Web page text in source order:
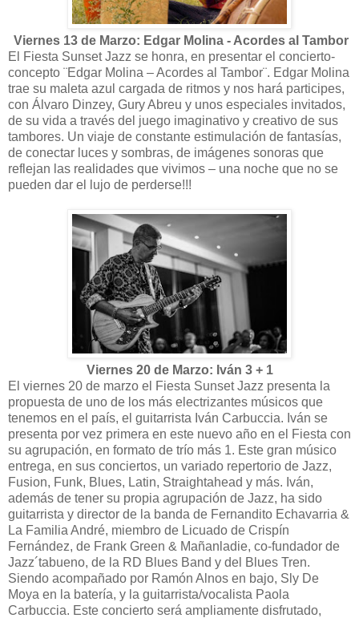
Viernes 13 de Marzo: Edgar Molina - Acordes al Tambor
El Fiesta Sunset Jazz se honra, en presentar el concierto-
concepto ¨Edgar Molina – Acordes al Tambor¨. Edgar Molina
trae su maleta azul cargada de ritmos y nos hará participes,
con Álvaro Dinzey, Gury Abreu y unos especiales invitados,
de su vida a través del juego imaginativo y creativo de sus
tambores. Un viaje de constante estimulación de fantasías,
de conectar luces y sombras, de imágenes sonoras que
reflejan las realidades que vivimos – una noche que no se
pueden dar el lujo de perderse!!!
Viernes 20 de Marzo: Iván 3 + 1
El viernes 20 de marzo el Fiesta Sunset Jazz presenta la
propuesta de uno de los más electrizantes músicos que
tenemos en el país, el guitarrista Iván Carbuccia. Iván se
presenta por vez primera en este nuevo año en el Fiesta con
su agrupación, en formato de trío más 1. Este gran músico
entrega, en sus conciertos, un variado repertorio de Jazz,
Fusion, Funk, Blues, Latin, Straightahead y más. Iván,
además de tener su propia agrupación de Jazz, ha sido
guitarrista y director de la banda de Fernandito Echavarria &
La Familia André, miembro de Licuado de Crispín
Fernández, de Frank Green & Mañanladie, co-fundador de
Jazz´tabueno, de la RD Blues Band y del Blues Tren.
Siendo acompañado por Ramón Alnos en bajo, Sly De
Moya en la batería, y la guitarrista/vocalista Paola
Carbuccia. Este concierto será ampliamente disfrutado,